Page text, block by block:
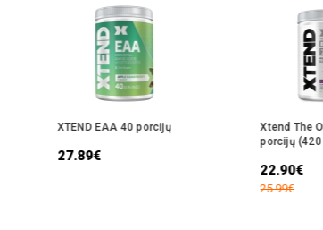
XTEND EAA 40 porcijų
27.89€
Xtend The
porcijų (420
22.90€
25.99€